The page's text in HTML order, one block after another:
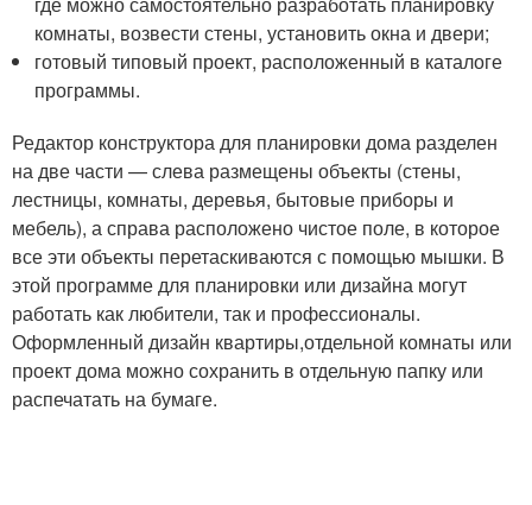
комнаты, возвести стены, установить окна и двери;
готовый типовый проект, расположенный в каталоге
программы.
Редактор конструктора для планировки дома разделен
на две части — слева размещены объекты (стены,
лестницы, комнаты, деревья, бытовые приборы и
мебель), а справа расположено чистое поле, в которое
все эти объекты перетаскиваются с помощью мышки. В
этой программе для планировки или дизайна могут
работать как любители, так и профессионалы.
Оформленный дизайн квартиры,отдельной комнаты или
проект дома можно сохранить в отдельную папку или
распечатать на бумаге.